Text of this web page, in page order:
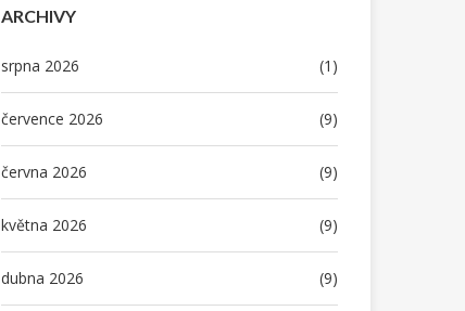
ARCHIVY
srpna 2026 (1)
července 2026 (9)
června 2026 (9)
května 2026 (9)
dubna 2026 (9)